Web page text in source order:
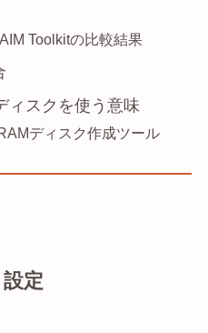
Toolkitの比較結果
ィスクを使う意味
ディスク作成ツール
定